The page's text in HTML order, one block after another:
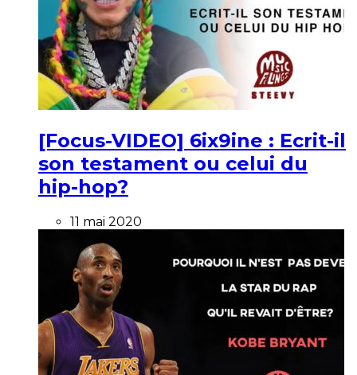
[Focus-VIDEO] 6ix9ine : Ecrit-il
son testament ou celui du
hip-hop?
11 mai 2020